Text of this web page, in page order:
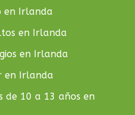
en Irlanda
en Irlanda
en Irlanda
en Irlanda
de 10 a 13 años en